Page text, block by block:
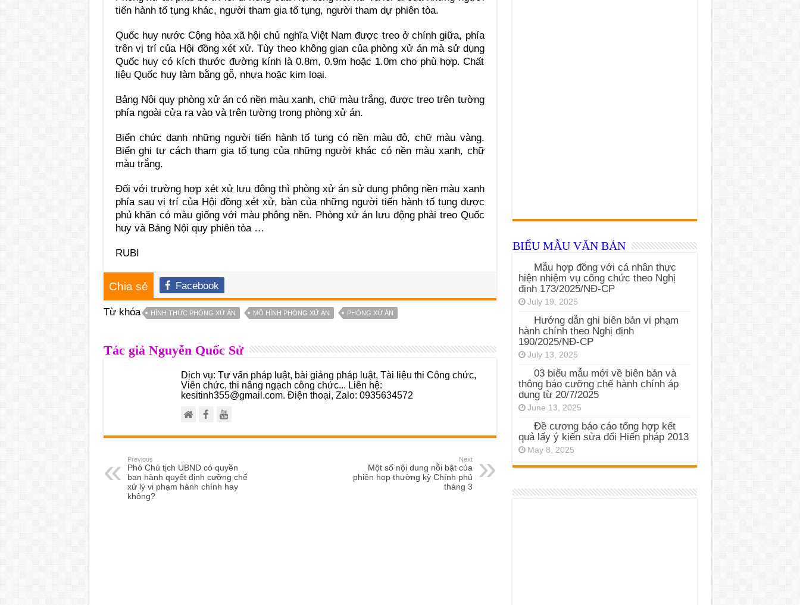
tiến hành tố tụng khác, người tham gia tố tụng, người tham dự phiên tòa.
Quốc huy nước Cộng hòa xã hội chủ nghĩa Việt Nam được treo ở chính giữa, phía
trên vị trí của Hội đồng xét xử. Tùy theo không gian của phòng xử án mà sử dụng
Quốc huy có kích thước đường kính là 0.8m, 0.9m hoặc 1.0m cho phù hợp. Chất
liệu Quốc huy làm bằng gỗ, nhựa hoặc kim loại.
Bảng Nội quy phòng xử án có nền màu xanh, chữ màu trắng, được treo trên tường
phía ngoài cửa ra vào và trên tường trong phòng xử án.
Biển chức danh những người tiến hành tố tụng có nền màu đỏ, chữ màu vàng.
Biển ghi tư cách tham gia tố tụng của những người khác có nền màu xanh, chữ
màu trắng.
Đối với trường hợp xét xử lưu động thì phòng xử án sử dụng phông nền màu xanh
phía sau vị trí của Hội đồng xét xử, bàn của những người tiến hành tố tụng được
phủ khăn có màu giống với màu phông nền. Phòng xử án lưu động phải treo Quốc
huy và Bảng Nội quy phiên tòa …
RUBI
Chia sẻ Facebook
Từ khóa HÌNH THỨC PHÒNG XỬ ÁN MÔ HÌNH PHÒNG XỬ ÁN PHÒNG XỬ ÁN
Tác giả Nguyễn Quốc Sử
Dịch vụ: Tư vấn pháp luật, bài giảng pháp luật, Tài liệu thi Công chức,
Viên chức, thi nâng ngạch công chức... Liên hệ:
kesitinh355@gmail.com. Điện thoại, Zalo: 0935634572
Previous
Phó Chủ tịch UBND có quyền
ban hành quyết định cưỡng chế
xử lý vi phạm hành chính hay
không?
Next
Một số nội dung nỗi bật của
phiên họp thường kỳ Chính phủ
tháng 3
BIỂU MẪU VĂN BẢN
Mẫu hợp đồng với cá nhân thực
hiện nhiệm vụ công chức theo Nghị
định 173/2025/NĐ-CP
July 19, 2025
Hướng dẫn ghi biên bản vi phạm
hành chính theo Nghị định
190/2025/NĐ-CP
July 13, 2025
03 biểu mẫu mới về biên bản và
thông báo cưỡng chế hành chính áp
dụng từ 20/7/2025
June 13, 2025
Đề cương báo cáo tổng hợp kết
quả lấy ý kiến sửa đổi Hiến pháp 2013
May 8, 2025